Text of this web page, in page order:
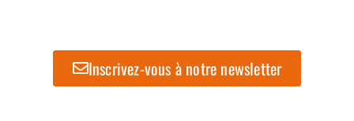
Inscrivez-vous à notre newsletter